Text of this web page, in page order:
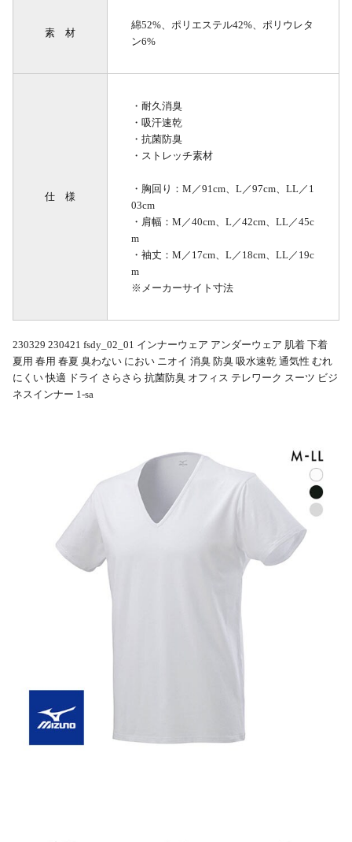
素 材
綿52%、ポリエステル42%、ポリウレタ
ン6%
仕 様
・耐久消臭
・吸汗速乾
・抗菌防臭
・ストレッチ素材
・胸回り：M／91cm、L／97cm、LL／1
03cm
・肩幅：M／40cm、L／42cm、LL／45c
m
・袖丈：M／17cm、L／18cm、LL／19c
m
※メーカーサイト寸法
230329 230421 fsdy_02_01 インナーウェア アンダーウェア 肌着 下着
夏用 春用 春夏 臭わない におい ニオイ 消臭 防臭 吸水速乾 通気性 むれ
にくい 快適 ドライ さらさら 抗菌防臭 オフィス テレワーク スーツ ビジ
ネスインナー 1-sa